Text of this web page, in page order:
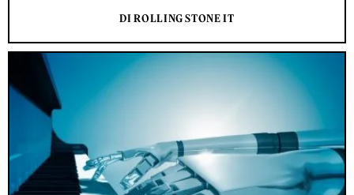
DI ROLLING STONE IT